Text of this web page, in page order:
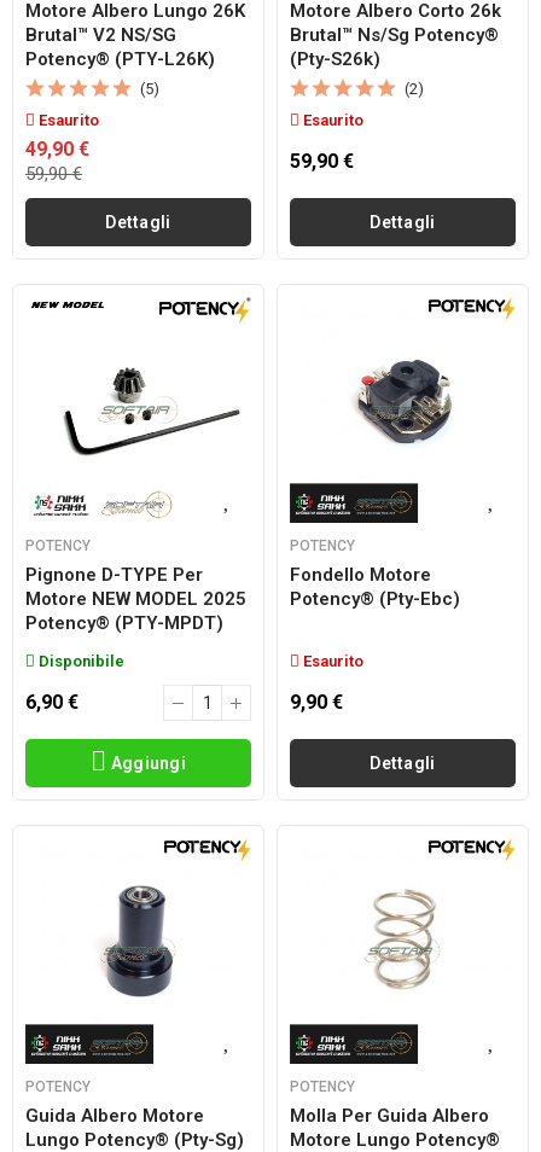
Motore Albero Lungo 26K
Brutal™ V2 NS/SG
Potency® (PTY-L26K)
(5)
Esaurito
49,90 €
59,90 €
Dettagli
Motore Albero Corto 26k
Brutal™ Ns/sg Potency®
(pty-S26k)
(2)
Esaurito
59,90 €
Dettagli
POTENCY
Pignone D-TYPE Per
Motore NEW MODEL 2025
Potency® (PTY-MPDT)
Disponibile
6,90 €
Aggiungi
POTENCY
Fondello Motore
Potency® (pty-Ebc)
Esaurito
9,90 €
Dettagli
POTENCY
Guida Albero Motore
Lungo Potency® (pty-Sg)
POTENCY
Molla Per Guida Albero
Motore Lungo Potency®